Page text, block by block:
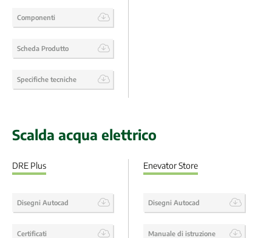
Componenti
Scheda Produtto
Specifiche tecniche
Scalda acqua elettrico
DRE Plus
Disegni Autocad
Certificati
Enevator Store
Disegni Autocad
Manuale di istruzione